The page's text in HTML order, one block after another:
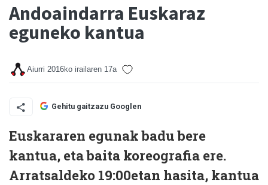
Andoaindarra Euskaraz
eguneko kantua
Aiurri 2016ko irailaren 17a
Gehitu gaitzazu Googlen
Euskararen egunak badu bere
kantua, eta baita koreografia ere.
Arratsaldeko 19:00etan hasita, kantua